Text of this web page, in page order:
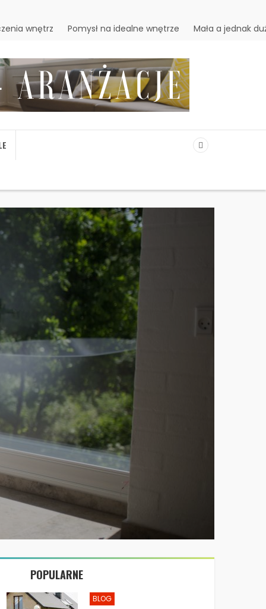
wnętrz Pomysł na idealne wnętrze Mała a jednak
POPULARNE
BLOG